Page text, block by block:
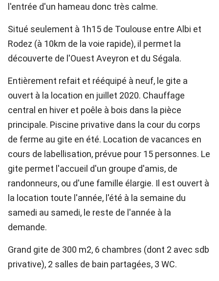
l'entrée d'un hameau donc très calme.
Situé seulement à 1h15 de Toulouse entre Albi et
Rodez (à 10km de la voie rapide), il permet la
découverte de l'Ouest Aveyron et du Ségala.
Entièrement refait et rééquipé à neuf, le gite a
ouvert à la location en juillet 2020. Chauffage
central en hiver et poêle à bois dans la pièce
principale. Piscine privative dans la cour du corps
de ferme au gite en été. Location de vacances en
cours de labellisation, prévue pour 15 personnes. Le
gite permet l'accueil d'un groupe d'amis, de
randonneurs, ou d'une famille élargie. Il est ouvert à
la location toute l'année, l'été à la semaine du
samedi au samedi, le reste de l'année à la
demande.
Grand gite de 300 m2, 6 chambres (dont 2 avec sdb
privative), 2 salles de bain partagées, 3 WC.